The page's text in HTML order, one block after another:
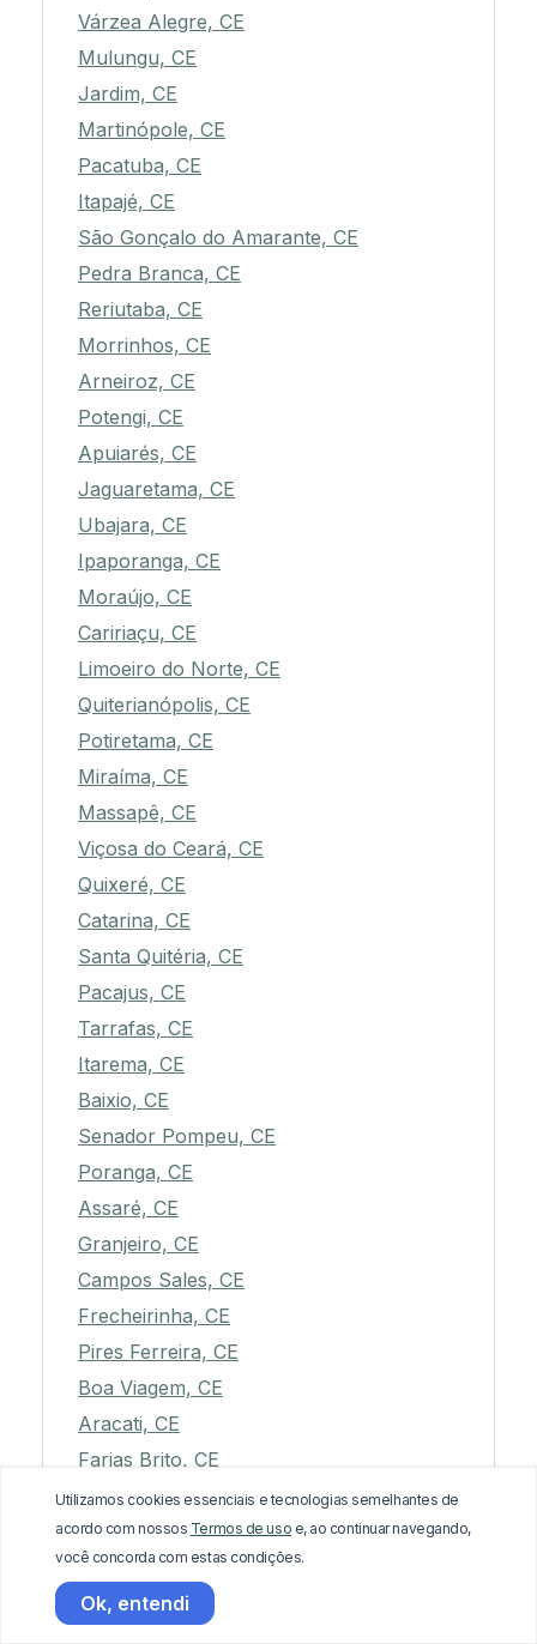
Várzea Alegre, CE
Mulungu, CE
Jardim, CE
Martinópole, CE
Pacatuba, CE
Itapajé, CE
São Gonçalo do Amarante, CE
Pedra Branca, CE
Reriutaba, CE
Morrinhos, CE
Arneiroz, CE
Potengi, CE
Apuiarés, CE
Jaguaretama, CE
Ubajara, CE
Ipaporanga, CE
Moraújo, CE
Caririaçu, CE
Limoeiro do Norte, CE
Quiterianópolis, CE
Potiretama, CE
Miraíma, CE
Massapê, CE
Viçosa do Ceará, CE
Quixeré, CE
Catarina, CE
Santa Quitéria, CE
Pacajus, CE
Tarrafas, CE
Itarema, CE
Baixio, CE
Senador Pompeu, CE
Poranga, CE
Assaré, CE
Granjeiro, CE
Campos Sales, CE
Frecheirinha, CE
Pires Ferreira, CE
Boa Viagem, CE
Aracati, CE
Farias Brito, CE
Palhano, CE
Tururu, CE
Nova Russas, CE
Palmácia, CE
Utilizamos cookies essenciais e tecnologias semelhantes de
acordo com nossos Termos de uso e, ao continuar navegando,
você concorda com estas condições.
Ok, entendi